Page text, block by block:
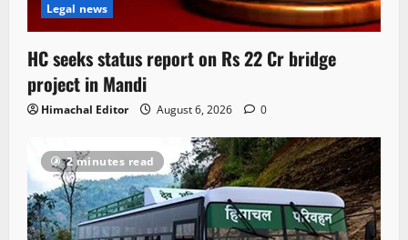
Legal news
HC seeks status report on Rs 22 Cr bridge
project in Mandi
Himachal Editor August 6, 2026 0
2 minutes read